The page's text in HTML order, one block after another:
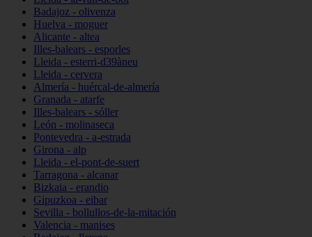
Badajoz - olivenza
Huelva - moguer
Alicante - altea
Illes-balears - esporles
Lleida - esterri-d39àneu
Lleida - cervera
Almería - huércal-de-almería
Granada - atarfe
Illes-balears - sóller
León - molinaseca
Pontevedra - a-estrada
Girona - alp
Lleida - el-pont-de-suert
Tarragona - alcanar
Bizkaia - erandio
Gipuzkoa - eibar
Sevilla - bollullos-de-la-mitación
Valencia - manises